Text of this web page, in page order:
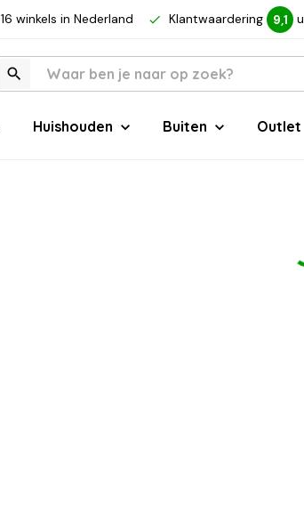
16 winkels in Nederland Klantwaardering 9,1
Huishouden Buiten Outlet